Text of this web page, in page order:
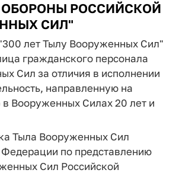
ОБОРОНЫ РОССИЙСКОЙ
СИЛ"
лет Тылу Вооруженных Сил"
гражданского персонала
Сил за отличия в исполнении
направленную на
Вооруженных Силах 20 лет и
Тыла Вооруженных Сил
по представлению
Сил Российской